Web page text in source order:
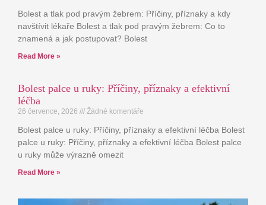
Bolest a tlak pod pravým žebrem: Příčiny, příznaky a kdy
navštívit lékaře Bolest a tlak pod pravým žebrem: Co to
znamená a jak postupovat? Bolest
Read More »
Bolest palce u ruky: Příčiny, příznaky a efektivní
léčba
26 července, 2026 Žádné komentáře
Bolest palce u ruky: Příčiny, příznaky a efektivní léčba Bolest
palce u ruky: Příčiny, příznaky a efektivní léčba Bolest palce
u ruky může výrazně omezit
Read More »